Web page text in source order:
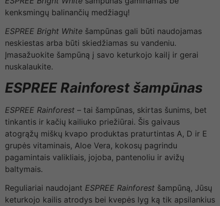
kenksmingų balinančių medžiagų!
ESPREE Bright White šampūnas gali būti naudojamas
neskiestas arba būti skiedžiamas su vandeniu.
Įmasažuokite šampūną į savo keturkojo kailį ir gerai
nuskalaukite.
ESPREERainforest šampūnas
ESPREE Rainforest – tai šampūnas, skirtas šunims, bet
tinkantis ir kačių kailiuko priežiūrai. Šis gaivaus
atogrąžų miškų kvapo produktas praturtintas A, D ir E
grupės vitaminais, Aloe Vera, kokosų pagrindu
pagamintais valikliais, jojoba, pantenoliu ir avižų
baltymais.
Reguliariai naudojant ESPREE Rainforest šampūną, Jūsų
keturkojo kailis atrodys bei kvepės lyg ką tik apsilankius